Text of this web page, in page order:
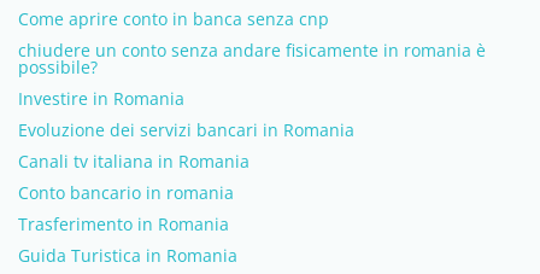
Come aprire conto in banca senza cnp
chiudere un conto senza andare fisicamente in romania è
possibile?
Investire in Romania
Evoluzione dei servizi bancari in Romania
Canali tv italiana in Romania
Conto bancario in romania
Trasferimento in Romania
Guida Turistica in Romania